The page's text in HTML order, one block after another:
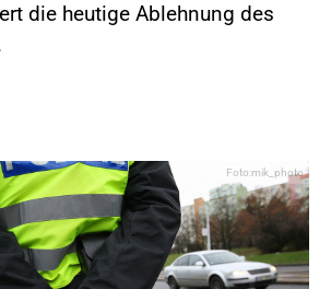
die heutige Ablehnung des
Foto:mik_photo